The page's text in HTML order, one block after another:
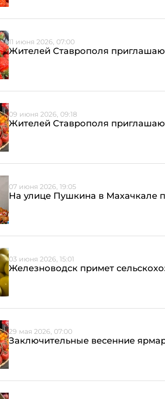
11 июня 2026, 07:00
Жителей Ставрополя
09 июня 2026, 09:18
Жителей Ставрополя
07 июня 2026, 19:05
На улице Пушкина в Махачкале
03 июня 2026, 15:01
Железноводск примет
29 мая 2026, 07:00
Заключительные весенние